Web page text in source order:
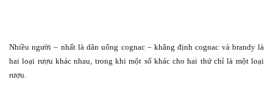
Nhiều người – nhất là dân uống cognac – khẳng định cognac và brandy là
hai loại rượu khác nhau, trong khi một số khác cho hai thứ chỉ là một loại
rượu.